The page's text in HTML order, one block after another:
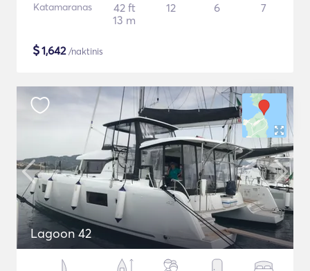
Katamaranas
42 ft
13 m
12 6 7
$1,642/naktinis
Lagoon 42